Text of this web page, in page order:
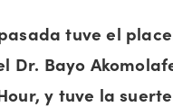
tuve el
Dr. Bayo
y tuve la